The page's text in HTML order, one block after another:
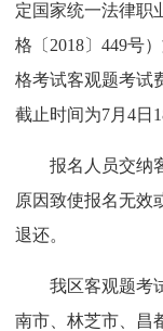
定国家统一法律职
格〔2018〕449号
格考试客观题考试
截止时间为7月4日
报名人员交纳
原因致使报名无效
退还。
我区客观题考
南市、林芝市、昌